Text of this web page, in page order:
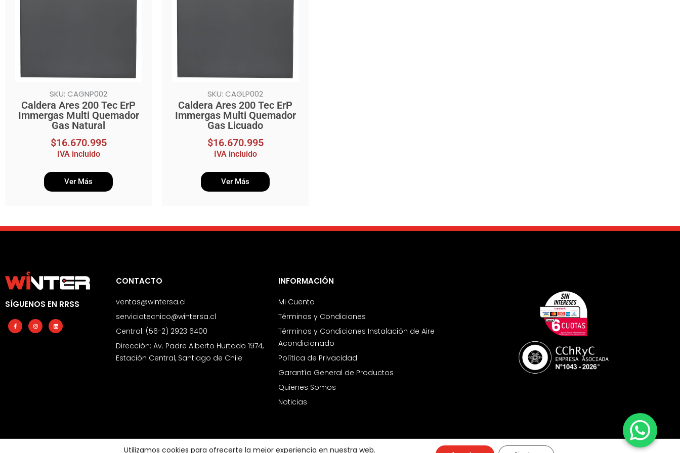
SKU: CAGNP002
Caldera Ares 200 Tec ErP
Immergas Multi Quemador
Gas Natural
$16.670.995
IVA incluido
Ver Más
SKU: CAGLP002
Caldera Ares 200 Tec ErP
Immergas Multi Quemador
Gas Licuado
$16.670.995
IVA incluido
Ver Más
SÍGUENOS EN RRSS
Facebook-
f
InstagramLinkedin
CONTACTO
ventas@wintersa.cl
serviciotecnico@wintersa.cl
Central: (56-2) 2923 6400
Dirección: Av. Padre Alberto Hurtado 1974,
Estación Central, Santiago de Chile
INFORMACIÓN
Mi Cuenta
Términos y Condiciones
Términos y Condiciones Instalación de Aire
Acondicionado
Política de Privacidad
Garantía General de Productos
Quienes Somos
Noticias
Utilizamos cookies para ofrecerte la mejor experiencia en nuestra web.